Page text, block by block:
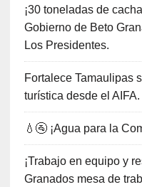
¡30 toneladas de
Gobierno de Beto
Los Presidentes.
Fortalece Tamaulipas
turística desde el AIFA.
💧🚰 ¡Agua para la
¡Trabajo en equipo y
Granados mesa de